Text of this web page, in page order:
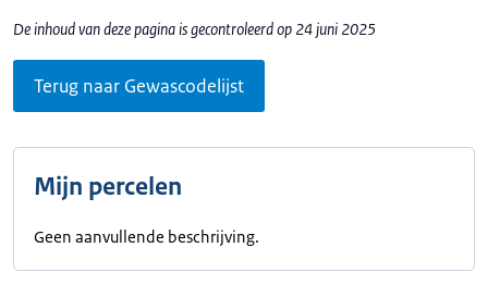
De inhoud van deze pagina is gecontroleerd op 24 juni 2025
Terug naar Gewascodelijst
Mijn percelen
Geen aanvullende beschrijving.